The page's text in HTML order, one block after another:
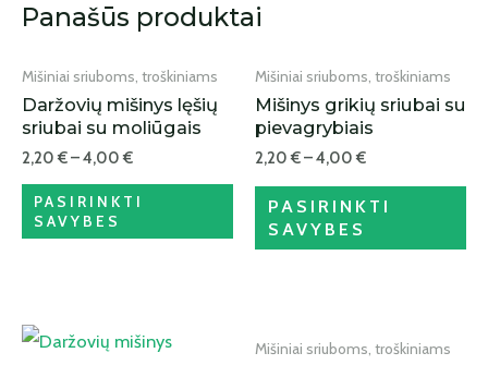
Panašūs produktai
Mišiniai sriuboms, troškiniams
Daržovių mišinys lęšių
sriubai su moliūgais
2,20€–4,00€
PASIRINKTI
SAVYBES
Mišiniai sriuboms, troškiniams
Mišinys grikių sriubai su
pievagrybiais
2,20€–4,00€
PASIRINKTI
SAVYBES
Mišiniai sriuboms, troškiniams